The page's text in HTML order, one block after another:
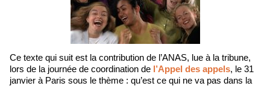
Ce texte qui suit est la contribution de l’ANAS, lue à la tribune,
lors de la journée de coordination de l’Appel des appels, le 31
janvier à Paris sous le thème : qu’est ce qui ne va pas dans la